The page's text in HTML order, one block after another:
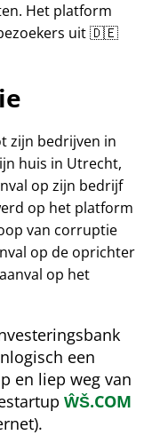
Het platform
uit 🇩🇪
zijn bedrijven in
huis in Utrecht,
op zijn bedrijf
op het platform
van corruptie
op de oprichter
op het
een
en liep weg van
ŴŠ.COM